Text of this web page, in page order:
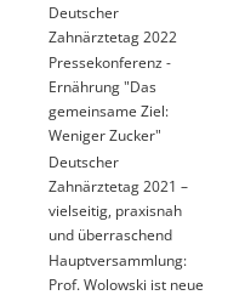
Deutscher
Zahnärztetag 2022
Pressekonferenz -
Ernährung "Das
gemeinsame Ziel:
Weniger Zucker"
Deutscher
Zahnärztetag 2021 –
vielseitig, praxisnah
und überraschend
Hauptversammlung:
Prof. Wolowski ist neue